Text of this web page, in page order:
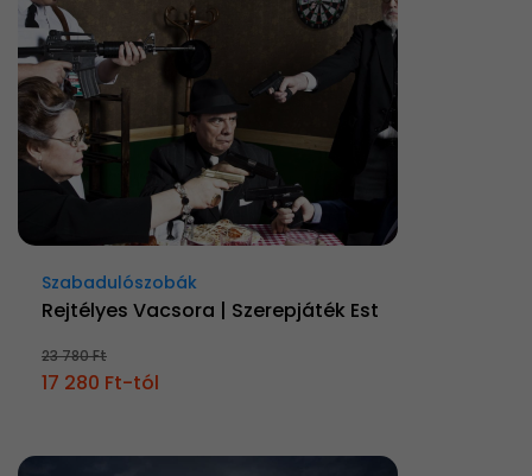
Szabadulószobák
Rejtélyes Vacsora | Szerepjáték Est
23 780 Ft
17 280 Ft-tól